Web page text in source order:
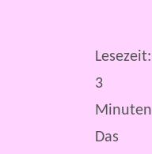
Lesezeit:
3
Minuten
Das